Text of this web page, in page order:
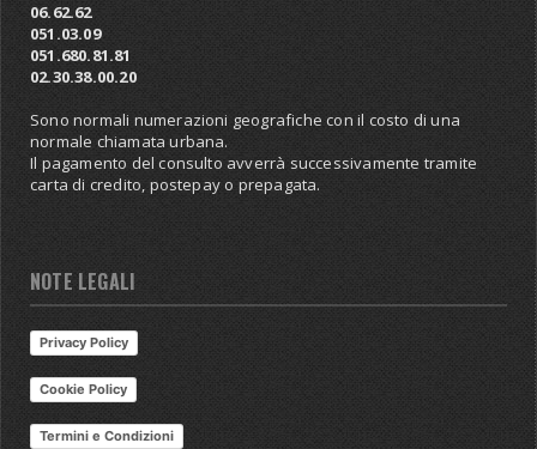
06.62.62
051.03.09
051.680.81.81
02.30.38.00.20
Sono normali numerazioni geografiche con il costo di una
normale chiamata urbana.
Il pagamento del consulto avverrà successivamente tramite
carta di credito, postepay o prepagata.
NOTE LEGALI
Privacy Policy
Cookie Policy
Termini e Condizioni